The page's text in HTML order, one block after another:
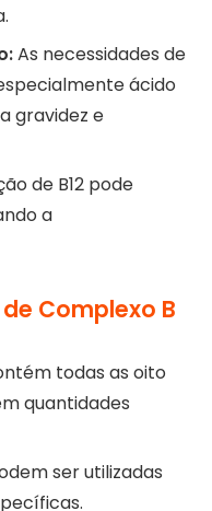
As necessidades de
ácido
gravidez e
de B12 pode
a
Complexo B
todas as oito
quantidades
ser utilizadas